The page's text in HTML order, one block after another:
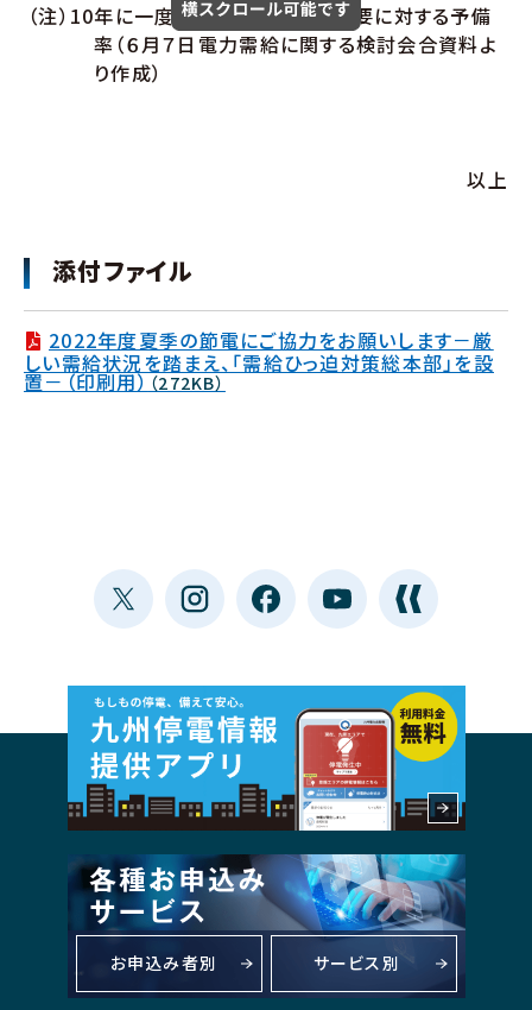
（注）10年に一度の猛暑を想定した需要に対する予備
率（６月７日電力需給に関する検討会合資料よ
り作成）
以上
添付ファイル
2022年度夏季の節電にご協力をお願いします－厳
しい需給状況を踏まえ、「需給ひっ迫対策総本部」を設
置－（印刷用）（272KB）
お申込み者別 サービス別